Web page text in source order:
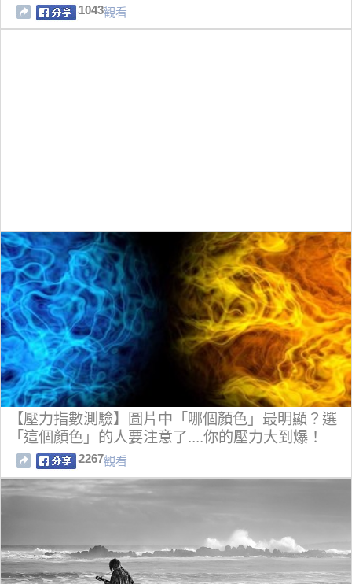
1043觀看
【壓力指數測驗】圖片中「哪個顏色」最明顯？選
「這個顏色」的人要注意了....你的壓力大到爆！
2267觀看